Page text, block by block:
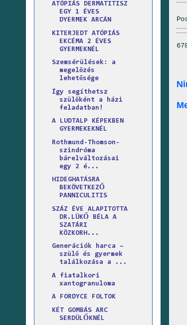
ATÓPIÁS DERMATITISZ
EGY 1 ÉVES
DYERMEK ARCÁN
KITERJEDT ATÓPIÁS
EKCÉMA 2 ÉVES
GYERMEKNÉL
Szemsérülések: a
megelőzés
lehetősége
Így segíthetsz
szülőként a házi
feladatban!
A LUDTALP KÉPEKBEN
GYERMEKEKNÉL
Rothmund-Thomson-
szindróma
bárelváltozásai
egy 2 é...
HIDEGHATÁSRA
BEKÖVETKEZŐ
PANNICULITIS
SZÁZ ÉVE ALAPITOTTA
DR.LÜKŐ BÉLA A
SZATÁRI
KÖZKORH...
Generációk harca –
szülő és gyermek
találkozása a ...
A fiatalkori
xantogranuloma
A FORDYCE FOLTOK
KÉT GOMBÁS ARC
SERDÜLŐKNÉL